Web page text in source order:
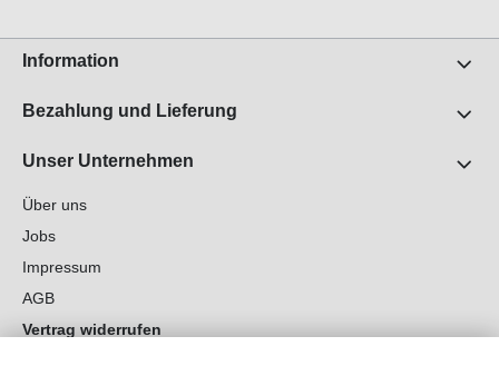
Information
Bezahlung und Lieferung
Unser Unternehmen
Über uns
Jobs
Impressum
AGB
Vertrag widerrufen